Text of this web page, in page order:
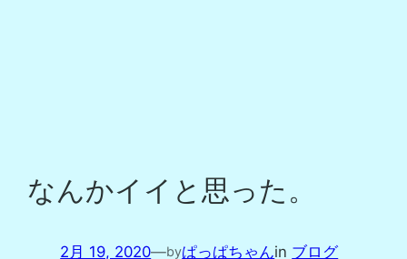
なんかイイと思った。
2月 19, 2020—byぱっぱちゃんin ブログ